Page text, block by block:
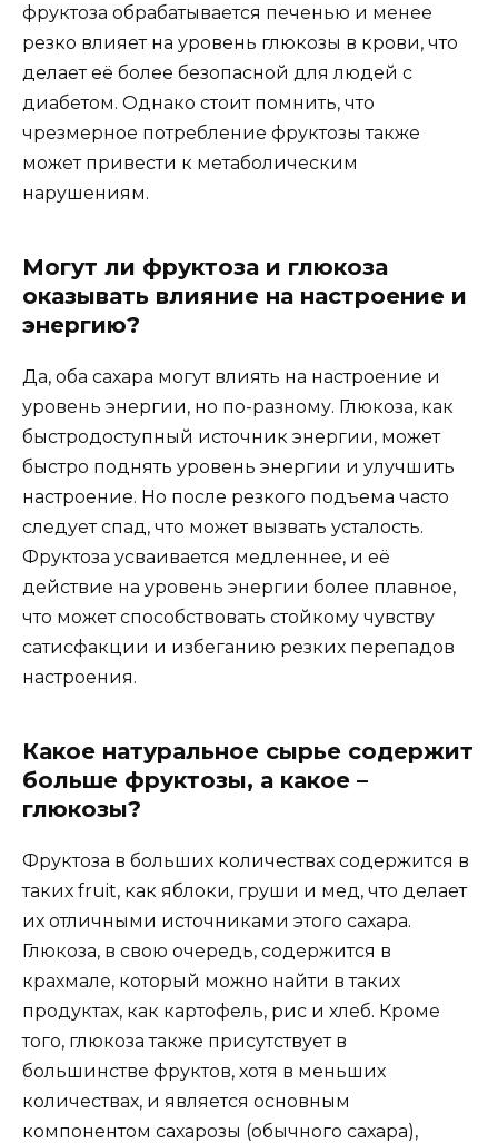
фруктоза обрабатывается печенью и менее
резко влияет на уровень глюкозы в крови, что
делает её более безопасной для людей с
диабетом. Однако стоит помнить, что
чрезмерное потребление фруктозы также
может привести к метаболическим
нарушениям.
Могут ли фруктоза и глюкоза
оказывать влияние на настроение и
энергию?
Да, оба сахара могут влиять на настроение и
уровень энергии, но по-разному. Глюкоза, как
быстродоступный источник энергии, может
быстро поднять уровень энергии и улучшить
настроение. Но после резкого подъема часто
следует спад, что может вызвать усталость.
Фруктоза усваивается медленнее, и её
действие на уровень энергии более плавное,
что может способствовать стойкому чувству
сатисфакции и избеганию резких перепадов
настроения.
Какое натуральное сырье содержит
больше фруктозы, а какое –
глюкозы?
Фруктоза в больших количествах содержится в
таких fruit, как яблоки, груши и мед, что делает
их отличными источниками этого сахара.
Глюкоза, в свою очередь, содержится в
крахмале, который можно найти в таких
продуктах, как картофель, рис и хлеб. Кроме
того, глюкоза также присутствует в
большинстве фруктов, хотя в меньших
количествах, и является основным
компонентом сахарозы (обычного сахара),